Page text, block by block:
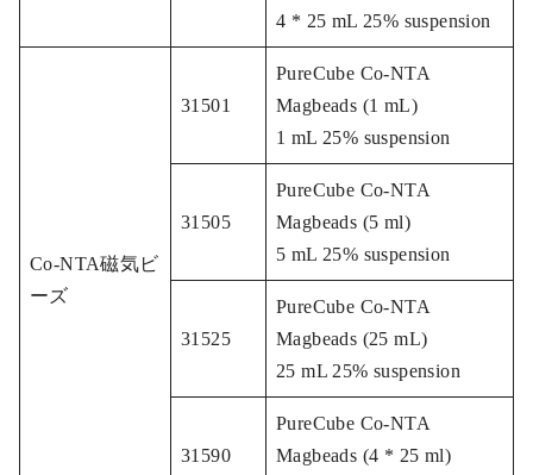
4 * 25 mL 25% suspension
Co-NTA磁気ビ
ーズ
31501
PureCube Co-NTA
Magbeads (1 mL)
1 mL 25% suspension
31505
PureCube Co-NTA
Magbeads (5 ml)
5 mL 25% suspension
31525
PureCube Co-NTA
Magbeads (25 mL)
25 mL 25% suspension
31590
PureCube Co-NTA
Magbeads (4 * 25 ml)